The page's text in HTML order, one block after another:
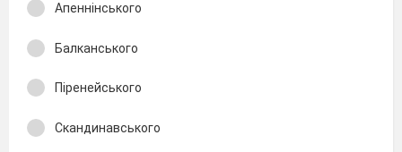
Апеннінського
Балканського
Піренейського
Скандинавського